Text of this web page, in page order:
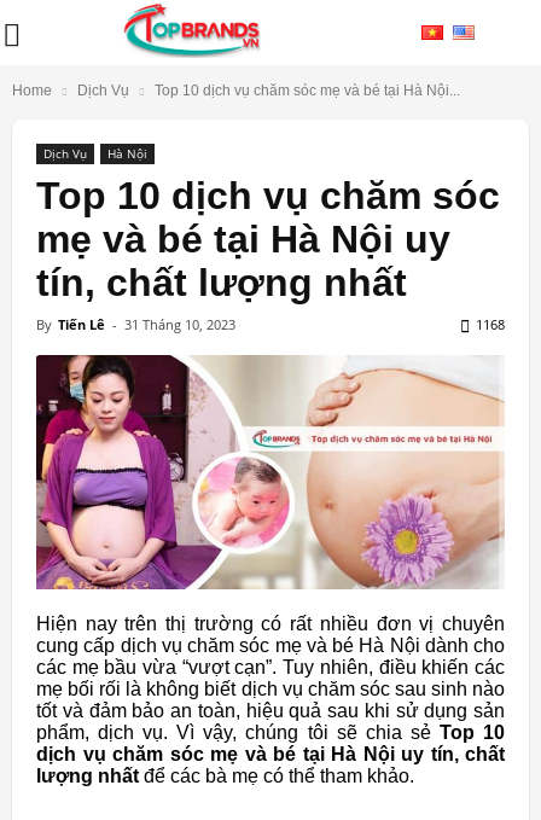
Home Dịch Vụ Top 10 dịch vụ chăm sóc mẹ và bé tại Hà Nội...
Dịch Vụ Hà Nội
Top 10 dịch vụ chăm sóc
mẹ và bé tại Hà Nội uy
tín, chất lượng nhất
By Tiến Lê - 31 Tháng 10, 2023 1168
Hiện nay trên thị trường có rất nhiều đơn vị chuyên
cung cấp dịch vụ chăm sóc mẹ và bé Hà Nội dành cho
các mẹ bầu vừa “vượt cạn”. Tuy nhiên, điều khiến các
mẹ bối rối là không biết dịch vụ chăm sóc sau sinh nào
tốt và đảm bảo an toàn, hiệu quả sau khi sử dụng sản
phẩm, dịch vụ. Vì vậy, chúng tôi sẽ chia sẻTop 10
dịch vụ chăm sóc mẹ và bé tại Hà Nội uy tín, chất
lượng nhất để các bà mẹ có thể tham khảo.